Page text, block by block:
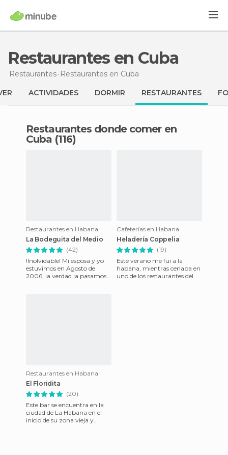
Restaurantes en Cuba
Restaurantes Restaurantes en Cuba
ACTIVIDADES DORMIR RESTAURANTES
Restaurantes donde comer en
Cuba (116)
Restaurantes en Habana
La Bodeguita del Medio
(42)
!Inolvidable! Mi esposa y yo
estuvimos en Agosto de
2006, la verdad la pasamos
Cafeterías en Habana
Heladería Coppelia
(19)
Este verano me fui a la
habana, mientras cenaba en
uno de los restaurantes del
Restaurantes en Habana
El Floridita
(20)
Este bar se encuentra en la
ciudad de La Habana en el
inicio de su zona vieja y